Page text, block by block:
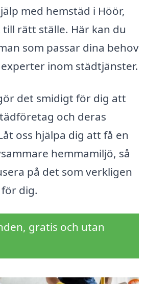
med hemstäd i Höör,
rätt ställe. Här kan du
som passar dina behov
inom städtjänster.
det smidigt för dig att
och deras
oss hjälpa dig att få en
hemmamiljö, så
på det som verkligen
dig.
gratis och utan